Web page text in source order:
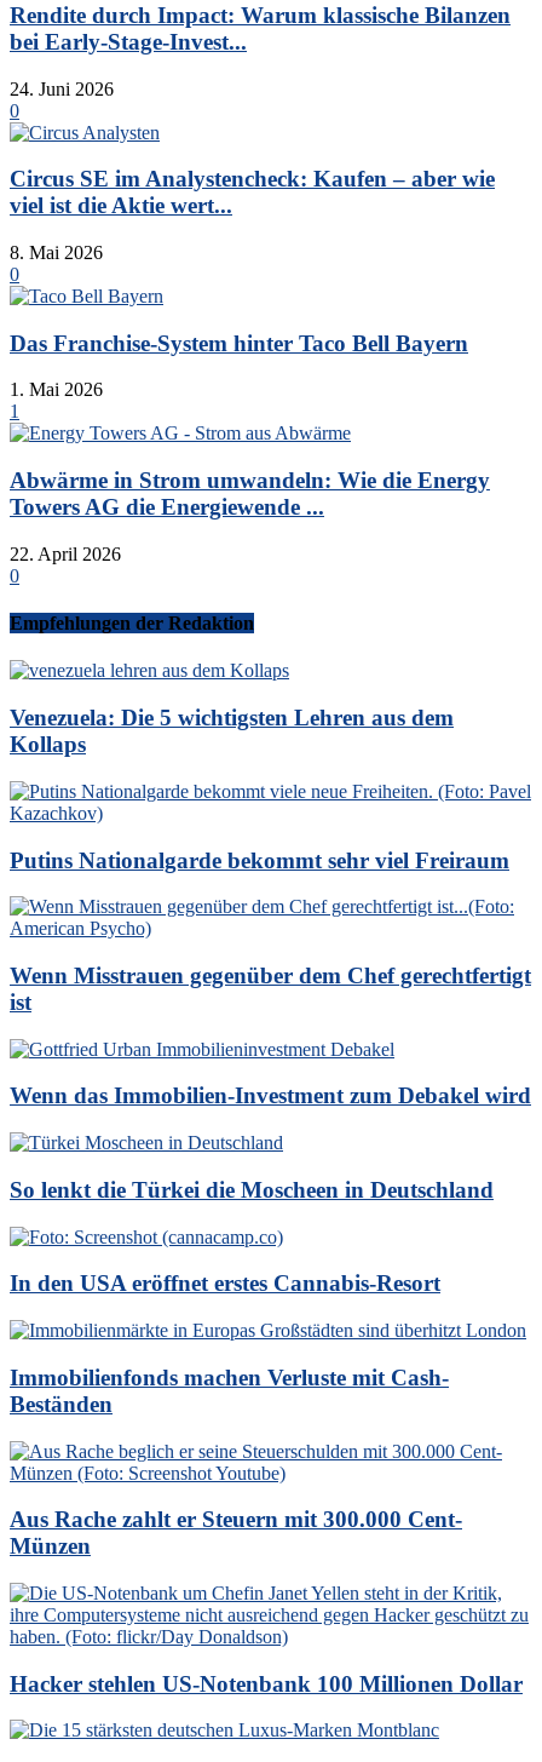
Rendite durch Impact: Warum klassische Bilanzen
bei Early-Stage-Invest...
24. Juni 2026
0
Circus SE im Analystencheck: Kaufen – aber wie
viel ist die Aktie wert...
8. Mai 2026
0
Das Franchise-System hinter Taco Bell Bayern
1. Mai 2026
1
Abwärme in Strom umwandeln: Wie die Energy
Towers AG die Energiewende ...
22. April 2026
0
Empfehlungen der Redaktion
Venezuela: Die 5 wichtigsten Lehren aus dem
Kollaps
Putins Nationalgarde bekommt sehr viel Freiraum
Wenn Misstrauen gegenüber dem Chef gerechtfertigt
ist
Wenn das Immobilien-Investment zum Debakel wird
So lenkt die Türkei die Moscheen in Deutschland
In den USA eröffnet erstes Cannabis-Resort
Immobilienfonds machen Verluste mit Cash-
Beständen
Aus Rache zahlt er Steuern mit 300.000 Cent-
Münzen
Hacker stehlen US-Notenbank 100 Millionen Dollar